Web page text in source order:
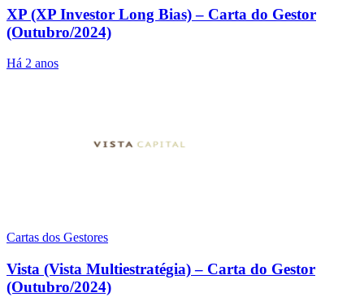
XP (XP Investor Long Bias) – Carta do Gestor
(Outubro/2024)
Há 2 anos
Cartas dos Gestores
Vista (Vista Multiestratégia) – Carta do Gestor
(Outubro/2024)